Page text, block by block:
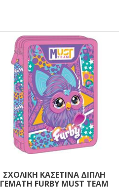
ΣΧΟΛΙΚΉ ΚΑΣΕΤΊΝΑ ΔΙΠΛΉ
ΓΕΜΆΤΗ FURBY MUST TEAM